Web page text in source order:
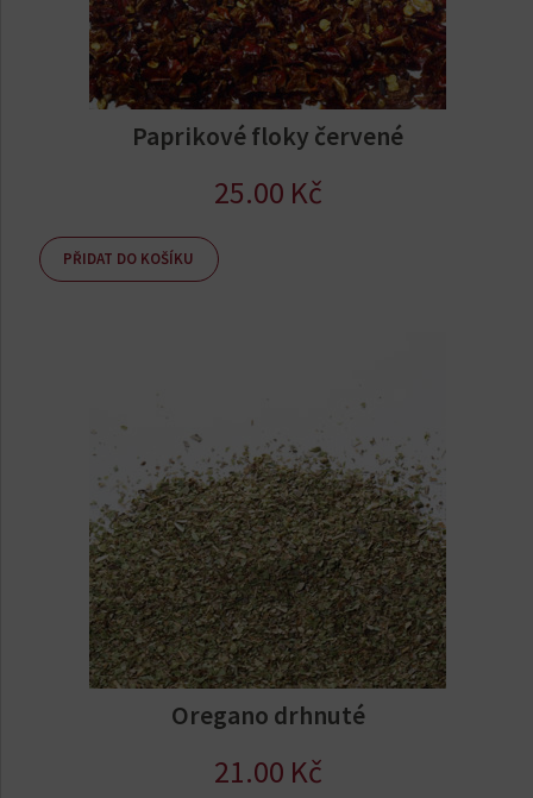
Paprikové floky červené
25.00 Kč
PŘIDAT DO KOŠÍKU
Oregano drhnuté
21.00 Kč